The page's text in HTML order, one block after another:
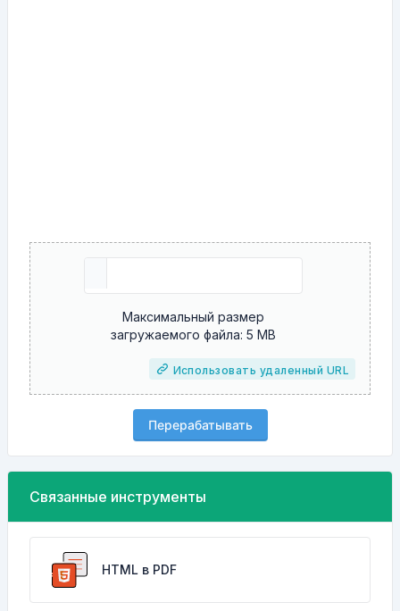
Максимальный размер
загружаемого файла: 5 MB
Использовать удаленный URL
Перерабатывать
Связанные инструменты
HTML в PDF